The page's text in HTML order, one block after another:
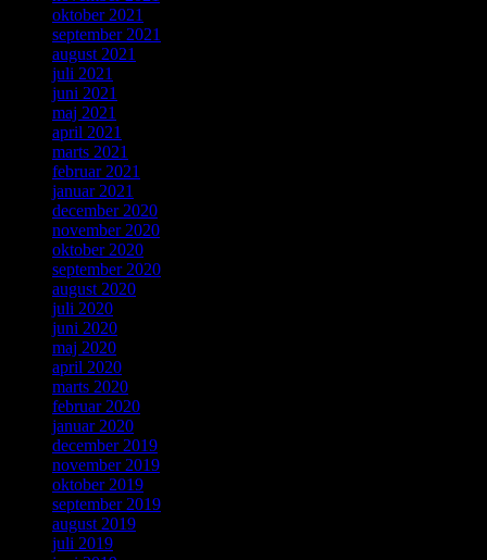
oktober 2021
september 2021
august 2021
juli 2021
juni 2021
maj 2021
april 2021
marts 2021
februar 2021
januar 2021
december 2020
november 2020
oktober 2020
september 2020
august 2020
juli 2020
juni 2020
maj 2020
april 2020
marts 2020
februar 2020
januar 2020
december 2019
november 2019
oktober 2019
september 2019
august 2019
juli 2019